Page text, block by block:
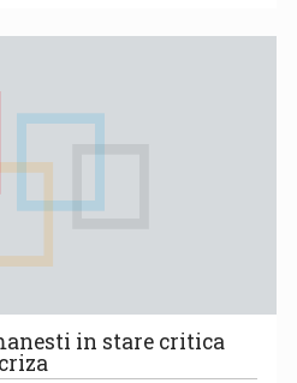
in stare critica